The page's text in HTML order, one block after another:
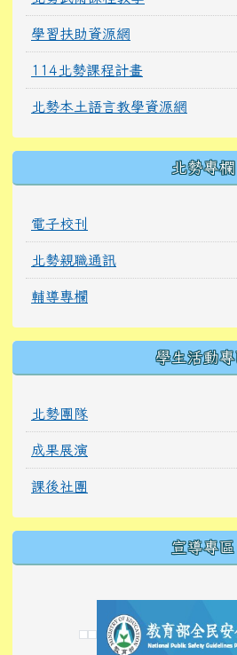
學習扶助資源網
114北勢課程計畫
北勢本土語言教學資源網
北勢專欄
電子校刊
北勢親職通訊
輔導專欄
學生活動專
北勢團隊
成果展演
課後社團
宣導專區